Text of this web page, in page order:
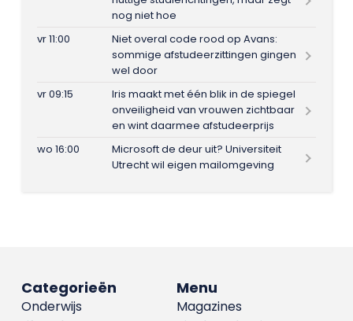
nog niet hoe
vr 11:00
Niet overal code rood op Avans:
sommige afstudeerzittingen gingen
wel door
vr 09:15
Iris maakt met één blik in de spiegel
onveiligheid van vrouwen zichtbaar
en wint daarmee afstudeerprijs
wo 16:00
Microsoft de deur uit? Universiteit
Utrecht wil eigen mailomgeving
Menu
Magazines
Categorieën
Onderwijs